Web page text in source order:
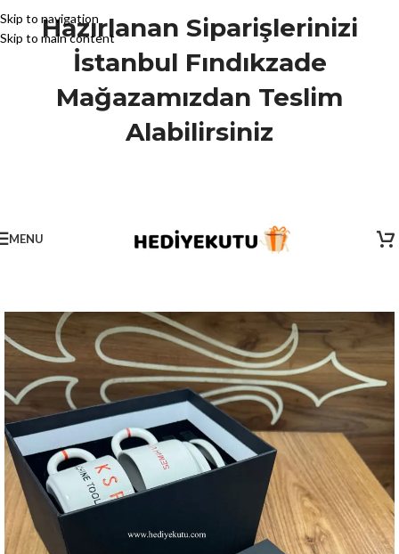
Skip to navigation
Skip to main content
Hazırlanan Siparişlerinizi
İstanbul Fındıkzade
Mağazamızdan Teslim
Alabilirsiniz
MENU